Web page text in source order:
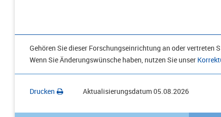
Gehören Sie dieser Forschungseinrichtung an oder vertreten
Wenn Sie Änderungswünsche haben, nutzen Sie unser
Drucken Aktualisierungsdatum05.08.2026